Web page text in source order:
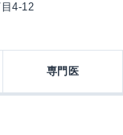
4-12
専門医